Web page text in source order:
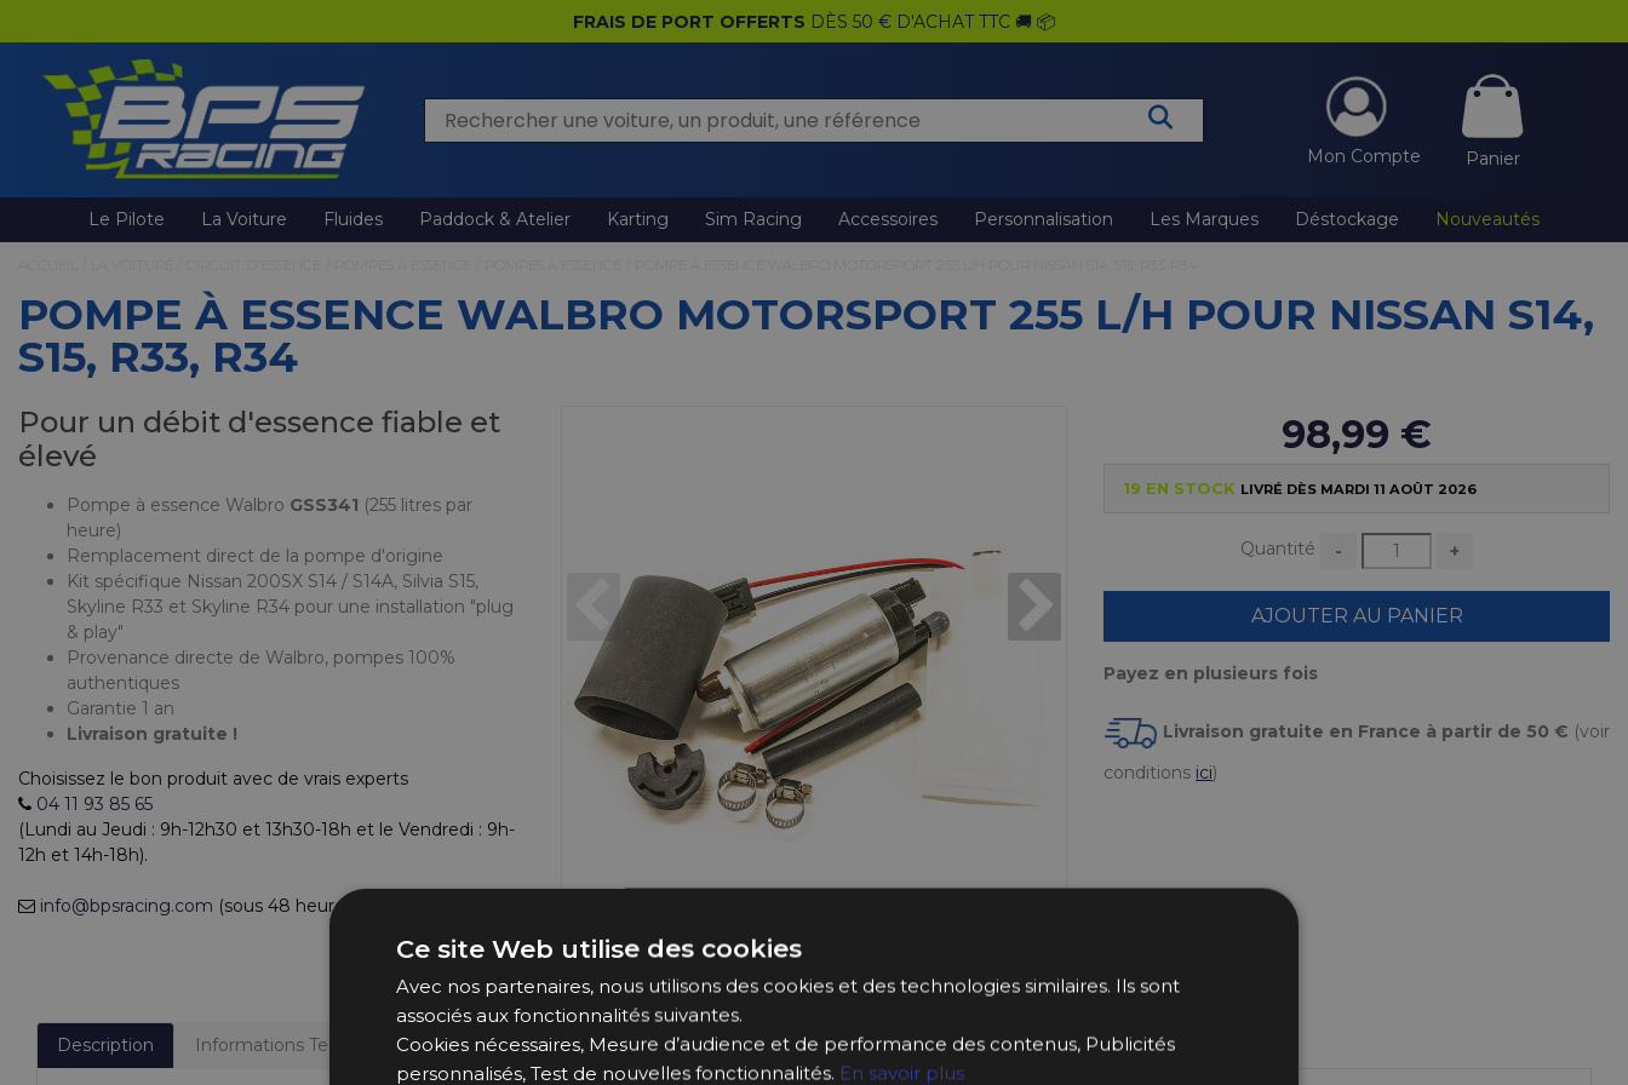
FRAIS DE PORT OFFERTS DÈS 50 € D'ACHAT TTC 🚚 📦
Rechercher
Mon Compte Panier
Le Pilote La Voiture Fluides Paddock & Atelier Karting Sim Racing Accessoires Personnalisation Les Marques Déstockage Nouveautés
POMPE À ESSENCE WALBRO MOTORSPORT 255 L/H POUR NISSAN S14,
S15, R33, R34
Pour un débit d'essence fiable et
élevé
Pompe à essence Walbro GSS341 (255 litres par
heure)
Remplacement direct de la pompe d'origine
Kit spécifique Nissan 200SX S14 / S14A, Silvia S15,
Skyline R33 et Skyline R34 pour une installation "plug
& play"
Provenance directe de Walbro, pompes 100%
authentiques
Garantie 1 an
Livraison gratuite !
Choisissez le bon produit avec de vrais experts
04 11 93 85 65
(Lundi au Jeudi : 9h-12h30 et 13h30-18h et le Vendredi : 9h-
12h et 14h-18h).
info@bpsracing.com (sous 48 heures)
98,99 €
19 EN STOCK LIVRÉ DÈS MARDI 11 AOÛT 2026
Quantité - +
AJOUTER AU PANIER
Payez en plusieurs fois
Livraison gratuite en France à partir de 50 € (voir
conditions ici)
Description Informations Techniques Fabricant
Ce site Web utilise des cookies
Avec nos partenaires, nous utilisons des cookies et des technologies similaires. Ils sont
associés aux fonctionnalités suivantes.
Cookies nécessaires, Mesure d’audience et de performance des contenus, Publicités
personnalisés, Test de nouvelles fonctionnalités. En savoir plus